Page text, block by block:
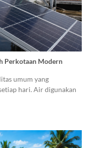
Perkotaan Modern
umum yang
hari. Air digunakan